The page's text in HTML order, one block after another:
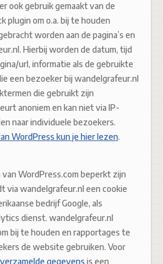
ook gebruik gemaakt van de
plugin om o.a. bij te houden
worden aan de pagina’s en
Hierbij worden de datum, tijd
url, informatie als de gebruikte
een bezoeker bij wandelgrafeur.nl
die gebruikt zijn
anoniem en kan niet via IP-
naar individuele bezoekers.
WordPress kun je hier lezen.
WordPress.com beperkt zijn
via wandelgrafeur.nl een cookie
bedrijf Google, als
dienst. wandelgrafeur.nl
bij te houden en rapportages te
de website gebruiken. Voor
gegevens is een